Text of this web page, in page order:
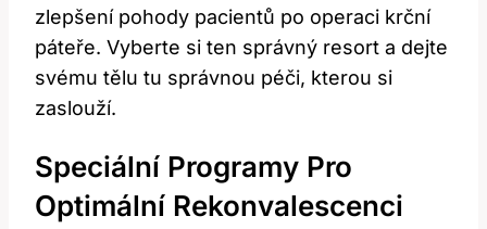
zlepšení pohody pacientů po operaci krční
páteře. Vyberte si ten správný resort a dejte
svému tělu tu správnou péči, kterou si
zaslouží.
Speciální Programy Pro
Optimální Rekonvalescenci